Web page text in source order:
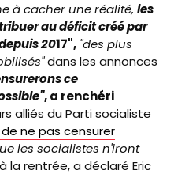
à cacher une réalité, les
au déficit créé par
2017", "des plus
dans les annonces
ce
, a renchéri
alliés du Parti socialiste
ne pas censurer
les socialistes n'iront
la rentrée, a déclaré Eric